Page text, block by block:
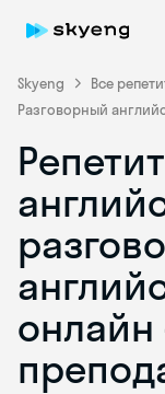
Skyeng Все
Разговорный
Skyeng Chat